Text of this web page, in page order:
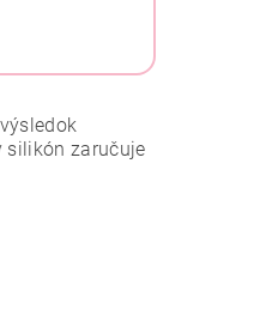
silikón zaručuje